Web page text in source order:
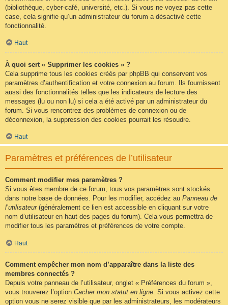
(bibliothèque, cyber-café, université, etc.). Si vous ne voyez pas cette
case, cela signifie qu’un administrateur du forum a désactivé cette
fonctionnalité.
Haut
À quoi sert « Supprimer les cookies » ?
Cela supprime tous les cookies créés par phpBB qui conservent vos
paramètres d’authentification et votre connexion au forum. Ils fournissent
aussi des fonctionnalités telles que les indicateurs de lecture des
messages (lu ou non lu) si cela a été activé par un administrateur du
forum. Si vous rencontrez des problèmes de connexion ou de
déconnexion, la suppression des cookies pourrait les résoudre.
Haut
Paramètres et préférences de l’utilisateur
Comment modifier mes paramètres ?
Si vous êtes membre de ce forum, tous vos paramètres sont stockés
dans notre base de données. Pour les modifier, accédez au Panneau de
l’utilisateur(généralement ce lien est accessible en cliquant sur votre
nom d’utilisateur en haut des pages du forum). Cela vous permettra de
modifier tous les paramètres et préférences de votre compte.
Haut
Comment empêcher mon nom d’apparaître dans la liste des
membres connectés ?
Depuis votre panneau de l’utilisateur, onglet « Préférences du forum »,
vous trouverez l’option Cacher mon statut en ligne . Si vous activez cette
option vous ne serez visible que par les administrateurs, les modérateurs